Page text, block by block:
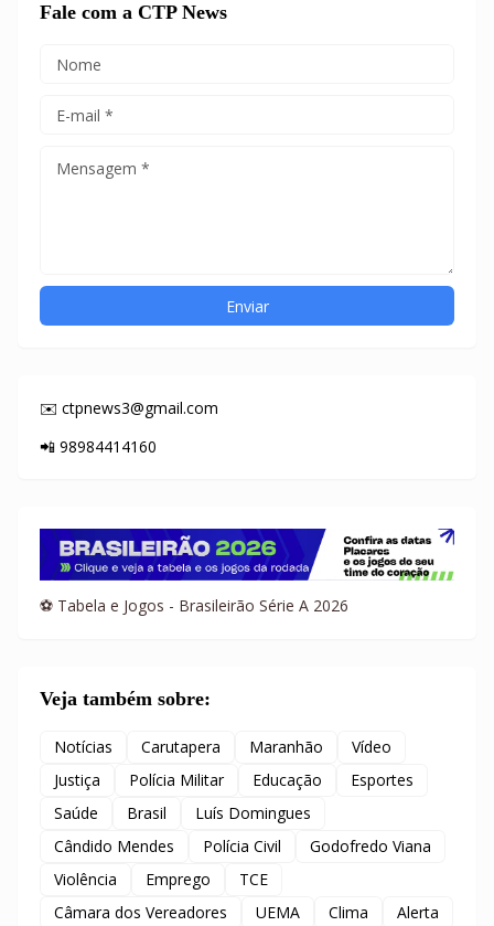
Fale com a CTP News
✉️ ctpnews3@gmail.com
📲 98984414160
⚽ Tabela e Jogos - Brasileirão Série A 2026
Veja também sobre:
Notícias Carutapera Maranhão
Vídeo
Justiça
Polícia Militar Educação
Esportes
Saúde
Brasil
Luís Domingues
Cândido Mendes
Polícia Civil
Godofredo Viana
Violência
Emprego
TCE
Câmara dos Vereadores
UEMA Clima
Alerta